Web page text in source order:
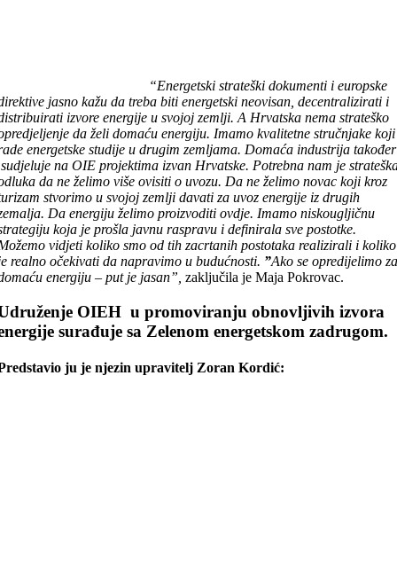
“Energetski strateški dokumenti i europske
jasno kažu da treba biti energetski neovisan, decentralizirati i
izvore energije u svojoj zemlji. A Hrvatska nema strateško
da želi domaću energiju. Imamo kvalitetne stručnjake koji
energetske studije u drugim zemljama. Domaća industrija također
na OIE projektima izvan Hrvatske. Potrebna nam je
da ne želimo više ovisiti o uvozu. Da ne želimo novac koji kroz
stvorimo u svojoj zemlji davati za uvoz energije iz drugih
Da energiju želimo proizvoditi ovdje. Imamo niskougljičnu
koja je prošla javnu raspravu i definirala sve postotke.
vidjeti koliko smo od tih zacrtanih postotaka realizirali i koliko
realno očekivati da napravimo u budućnosti. ”Ako se opredijelimo
energiju – put je jasan”, zaključila je Maja Pokrovac.
OIEH u promoviranju obnovljivih izvora
surađuje sa Zelenom energetskom zadrugom.
ju je njezin upravitelj Zoran Kordić: